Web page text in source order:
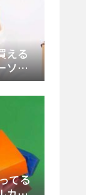
える
ソ
商品
てる